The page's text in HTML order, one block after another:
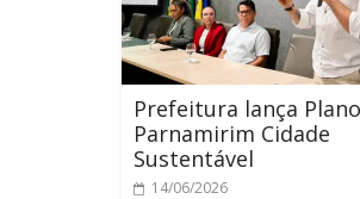
Prefeitura lança Plano
Parnamirim Cidade
Sustentável
14/06/2026